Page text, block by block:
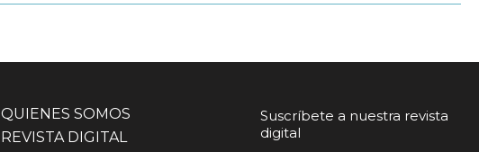
QUIENES SOMOS
REVISTA DIGITAL
Suscríbete a nuestra revista
digital